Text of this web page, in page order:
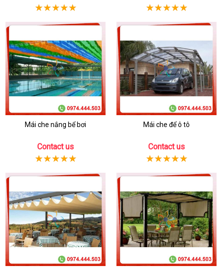
Mái che nắng bể bơi
Contact us
Mái che để ô tô
Contact us